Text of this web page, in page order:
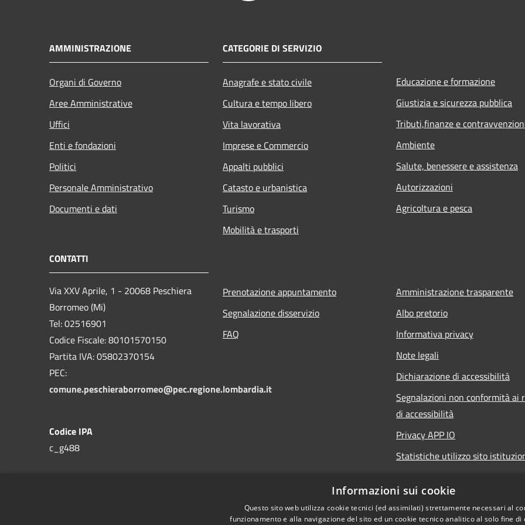
AMMINISTRAZIONE
Organi di Governo
Aree Amministrative
Uffici
Enti e fondazioni
Politici
Personale Amministrativo
Documenti e dati
CATEGORIE DI SERVIZIO
Anagrafe e stato civile
Cultura e tempo libero
Vita lavorativa
Imprese e Commercio
Appalti pubblici
Catasto e urbanistica
Turismo
Mobilità e trasporti
Educazione e formazione
Giustizia e sicurezza pubblica
Tributi,finanze e
Ambiente
Salute, benessere e assistenza
Autorizzazioni
Agricoltura e pesca
CONTATTI
Via XXV Aprile, 1 - 20068 Peschiera
Borromeo (Mi)
Tel: 02516901
Codice Fiscale: 80101570150
Partita IVA: 05802370154
PEC:
comune.peschieraborromeo@pec.regione.lombardia.it
Codice IPA
c_g488
Prenotazione appuntamento
Segnalazione disservizio
FAQ
Amministrazione trasparente
Albo pretorio
Informativa privacy
Note legali
Dichiarazione di accessibilità
Segnalazioni non conformità ai
di accessibilità
Privacy APP IO
Statistiche utilizzo sito
Informazioni sui cookie
Questo sito web utilizza cookie tecnici (ed assimilati) strettamente necessari al
funzionamento e alla navigazione del sito ed un cookie tecnico analitico al solo fine di